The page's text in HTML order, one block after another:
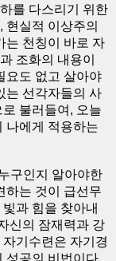
를 다스리기 위한
현실적 이상주의
는 천칭이 바로 자
조화의 내용이
요도 없고 살아야
는 선각자들의 사
불러들여, 오늘
나에게 적용하는
구인지 알아야한
하는 것이 급선무
과 힘을 찾아내
신의 잠재력과 강
기수련은 자기경
성공의 비법이다.